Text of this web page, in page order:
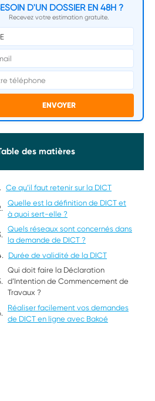
D'UN DOSSIER EN 48H ?
Recevez votre estimation gratuite.
ENVOYER
des matières
Ce qu’il faut retenir sur la DICT
Quelle est la définition de DICT et
à quoi sert-elle ?
Quels réseaux sont concernés dans
la demande de DICT ?
Durée de validité de la DICT
Qui doit faire la Déclaration
d’Intention de Commencement de
Travaux ?
Réaliser facilement vos demandes
de DICT en ligne avec Bakoé